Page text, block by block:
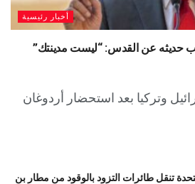
أخبار رئيسية
حديثه عن القدس: “ليست مدينتك”
وتركيا بعد استحضار أردوغان
تنقل طائرات التزود بالوقود من مطار بن